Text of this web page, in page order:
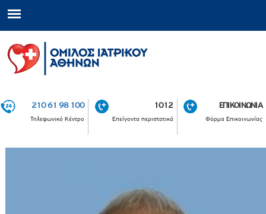
210 61 98 100
Τηλεφωνικό Κέντρο
1012
Επείγοντα περιστατικά
ΕΠΙΚΟΙΝΩΝΙΑ
Φόρμα Επικοινωνίας